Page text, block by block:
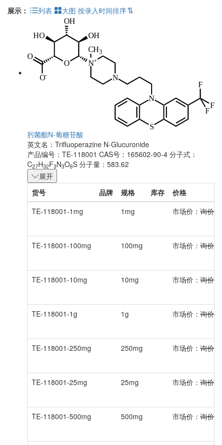
展示：
列表 大图 按录入时间排序
肟菌酯N-葡糖苷酸
英文名： Trifluoperazine N-Glucuronide
产品编号：TE-118001 CAS号：165602-90-4 分子式：
C27H32F3N3O6S 分子量：583.62
展开
货号
品牌 规格 库存
价格
TE-118001-1mg
1mg 市场价： 询价
TE-118001-100mg 100mg 市场价： 询价
TE-118001-10mg 10mg 市场价： 询价
TE-118001-1g 1g 市场价： 询价
TE-118001-250mg 250mg 市场价： 询价
TE-118001-25mg 25mg 市场价： 询价
TE-118001-500mg 500mg 市场价： 询价